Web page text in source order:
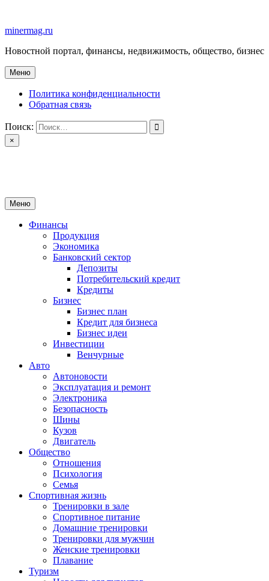
содержимому
minermag.ru
Новостной портал, финансы, недвижимость, общество, бизнес
Меню
Политика конфиденциальности
Обратная связь
Поиск:
×
Меню
Финансы
Продукция
Экономика
Банковский сектор
Депозиты
Потребительский кредит
Кредиты
Бизнес
Бизнес план
Кредит для бизнеса
Бизнес идеи
Инвестиции
Венчурные
Авто
Автоновости
Эксплуатация и ремонт
Электроника
Безопасность
Шины
Кузов
Двигатель
Общество
Отношения
Психология
Семья
Спортивная жизнь
Тренировки в зале
Спортивное питание
Домашние тренировки
Тренировки для мужчин
Женские тренировки
Плавание
Туризм